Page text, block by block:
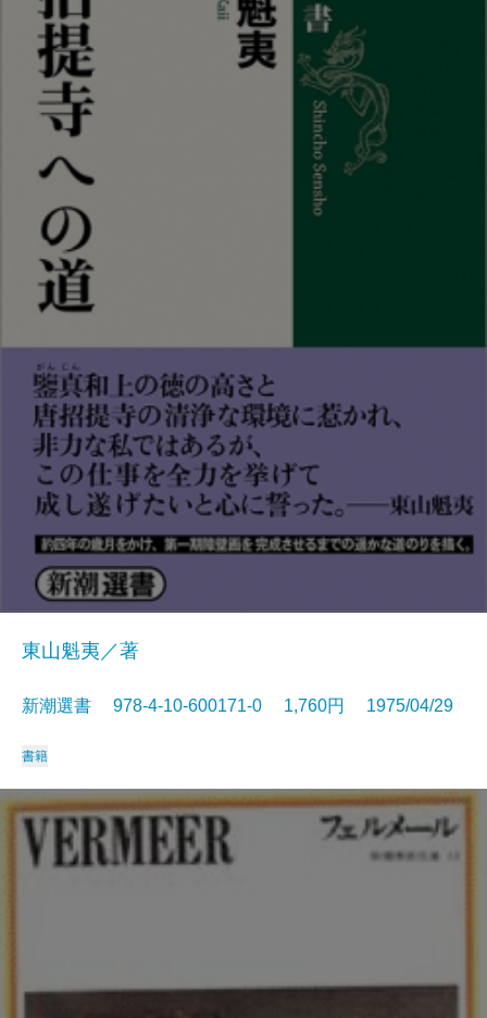
東山魁夷／著
新潮選書 978-4-10-600171-0 1,760円 1975/04/29
書籍